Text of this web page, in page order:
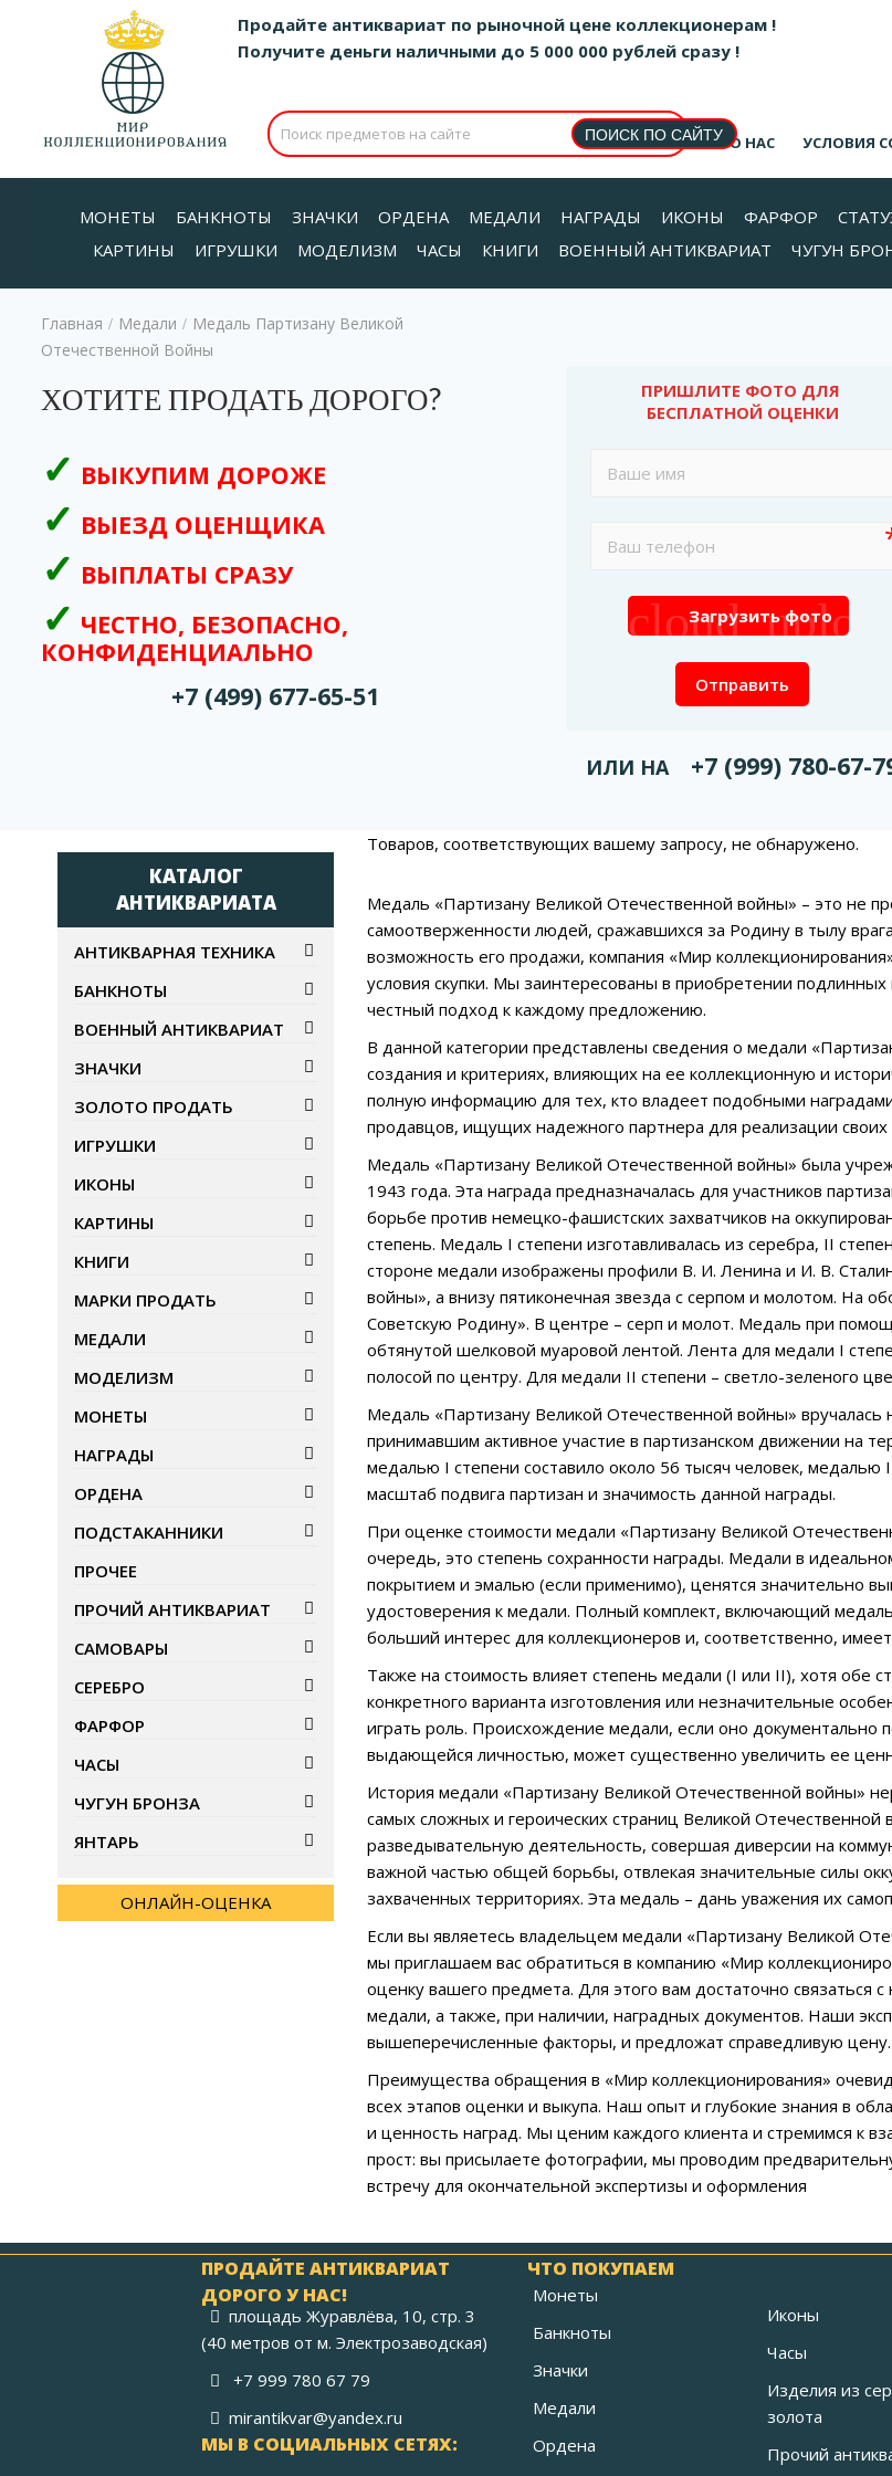
Продайте антиквариат по рыночной цене коллекционерам !
Получите деньги наличными до 5 000 000 рублей сразу !
О НАС УСЛОВИЯ
МОНЕТЫ БАНКНОТЫ ЗНАЧКИ ОРДЕНА МЕДАЛИ НАГРАДЫ ИКОНЫ ФАРФОР
КАРТИНЫ
ИГРУШКИ МОДЕЛИЗМ ЧАСЫ КНИГИ ВОЕННЫЙ АНТИКВАРИАТ ЧУГУН
Главная / Медали / Медаль Партизану Великой
Отечественной Войны
ХОТИТЕ ПРОДАТЬ ДОРОГО?
ВЫКУПИМ ДОРОЖЕ
ВЫЕЗД ОЦЕНЩИКА
ВЫПЛАТЫ СРАЗУ
ЧЕСТНО, БЕЗОПАСНО,
КОНФИДЕНЦИАЛЬНО
+7 (499) 677-65-51
ПРИШЛИТЕ ФОТО ДЛЯ
БЕСПЛАТНОЙ ОЦЕНКИ
cloud_upload
Загрузить фото
Отправить
ИЛИ НА +7 (999) 780-67-
Товаров, соответствующих вашему запросу, не обнаружено.
Медаль «Партизану Великой Отечественной войны» – это не
самоотверженности людей, сражавшихся за Родину в тылу
возможность его продажи, компания «Мир
условия скупки. Мы заинтересованы в приобретении
честный подход к каждому предложению.
В данной категории представлены сведения о медали
создания и критериях, влияющих на ее коллекционную и
полную информацию для тех, кто владеет подобными
продавцов, ищущих надежного партнера для реализации своих
Медаль «Партизану Великой Отечественной войны» была
1943 года. Эта награда предназначалась для участников
борьбе против немецко-фашистских захватчиков на
степень. Медаль I степени изготавливалась из серебра, II
стороне медали изображены профили В. И. Ленина и И. В.
войны», а внизу пятиконечная звезда с серпом и молотом. На
Советскую Родину». В центре – серп и молот. Медаль при
обтянутой шелковой муаровой лентой. Лента для медали I
полосой по центру. Для медали II степени – светло-зеленого
Медаль «Партизану Великой Отечественной войны»
принимавшим активное участие в партизанском движении на
медалью I степени составило около 56 тысяч человек,
масштаб подвига партизан и значимость данной награды.
При оценке стоимости медали «Партизану Великой
очередь, это степень сохранности награды. Медали в
покрытием и эмалью (если применимо), ценятся значительно
удостоверения к медали. Полный комплект, включающий
больший интерес для коллекционеров и, соответственно,
Также на стоимость влияет степень медали (I или II), хотя обе
конкретного варианта изготовления или незначительные
играть роль. Происхождение медали, если оно документально
выдающейся личностью, может существенно увеличить ее
История медали «Партизану Великой Отечественной войны»
самых сложных и героических страниц Великой
разведывательную деятельность, совершая диверсии на
важной частью общей борьбы, отвлекая значительные силы
захваченных территориях. Эта медаль – дань уважения их
Если вы являетесь владельцем медали «Партизану Великой
мы приглашаем вас обратиться в компанию «Мир
оценку вашего предмета. Для этого вам достаточно
медали, а также, при наличии, наградных документов. Наши
вышеперечисленные факторы, и предложат справедливую цену.
Преимущества обращения в «Мир коллекционирования»
всех этапов оценки и выкупа. Наш опыт и глубокие знания в
и ценность наград. Мы ценим каждого клиента и стремимся к
прост: вы присылаете фотографии, мы проводим
встречу для окончательной экспертизы и оформления
КАТАЛОГ
АНТИКВАРИАТА
АНТИКВАРНАЯ ТЕХНИКА
БАНКНОТЫ
ВОЕННЫЙ АНТИКВАРИАТ
ЗНАЧКИ
ЗОЛОТО ПРОДАТЬ
ИГРУШКИ
ИКОНЫ
КАРТИНЫ
КНИГИ
МАРКИ ПРОДАТЬ
МЕДАЛИ
МОДЕЛИЗМ
МОНЕТЫ
НАГРАДЫ
ОРДЕНА
ПОДСТАКАННИКИ
ПРОЧЕЕ
ПРОЧИЙ АНТИКВАРИАТ
САМОВАРЫ
СЕРЕБРО
ФАРФОР
ЧАСЫ
ЧУГУН БРОНЗА
ЯНТАРЬ
ОНЛАЙН-ОЦЕНКА
ПРОДАЙТЕ АНТИКВАРИАТ
ДОРОГО У НАС!
площадь Журавлёва, 10, стр. 3
(40 метров от м. Электрозаводская)
+7 999 780 67 79
mirantikvar@yandex.ru
МЫ В СОЦИАЛЬНЫХ СЕТЯХ:
ЧТО ПОКУПАЕМ
Монеты
Банкноты
Значки
Медали
Ордена
Иконы
Часы
Изделия из
золота
Прочий